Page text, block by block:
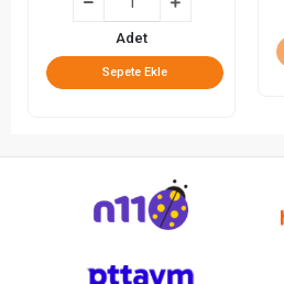
Adet
Sepete Ekle